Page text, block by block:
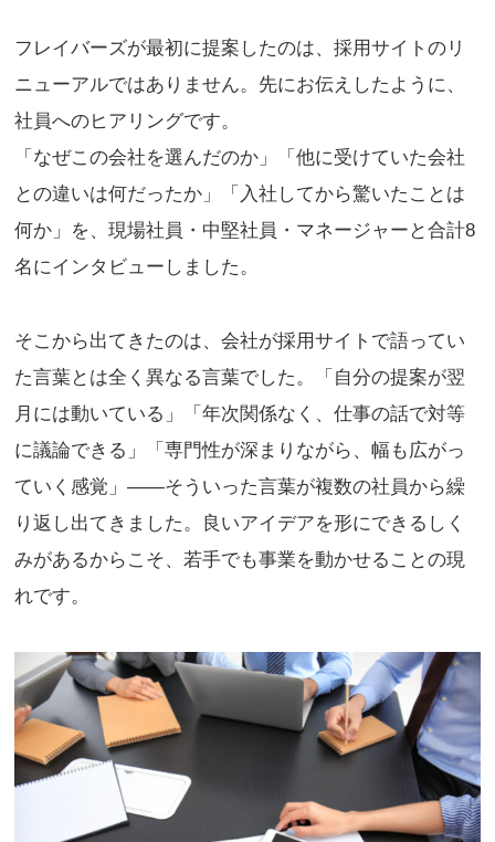
フレイバーズが最初に提案したのは、採用サイトのリ
ニューアルではありません。先にお伝えしたように、
社員へのヒアリングです。
「なぜこの会社を選んだのか」「他に受けていた会社
との違いは何だったか」「入社してから驚いたことは
何か」を、現場社員・中堅社員・マネージャーと合計8
名にインタビューしました。
そこから出てきたのは、会社が採用サイトで語ってい
た言葉とは全く異なる言葉でした。「自分の提案が翌
月には動いている」「年次関係なく、仕事の話で対等
に議論できる」「専門性が深まりながら、幅も広がっ
ていく感覚」——そういった言葉が複数の社員から繰
り返し出てきました。良いアイデアを形にできるしく
みがあるからこそ、若手でも事業を動かせることの現
れです。